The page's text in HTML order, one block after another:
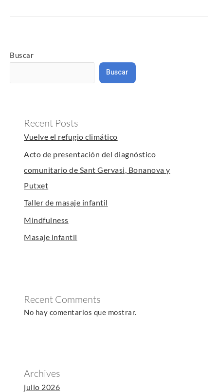
Buscar
Buscar
Recent Posts
Vuelve el refugio climático
Acto de presentación del diagnóstico
comunitario de Sant Gervasi, Bonanova y
Putxet
Taller de masaje infantil
Mindfulness
Masaje infantil
Recent Comments
No hay comentarios que mostrar.
Archives
julio 2026